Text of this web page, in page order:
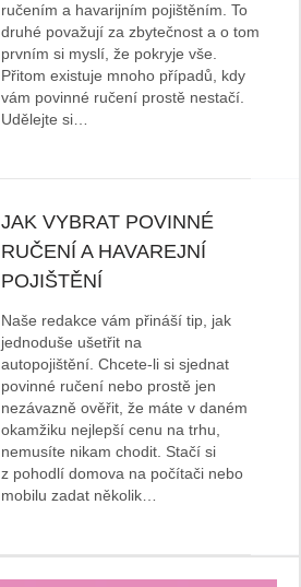
ručením a havarijním pojištěním. To
druhé považují za zbytečnost a o tom
prvním si myslí, že pokryje vše.
Přitom existuje mnoho případů, kdy
vám povinné ručení prostě nestačí.
Udělejte si…
JAK VYBRAT POVINNÉ
RUČENÍ A HAVAREJNÍ
POJIŠTĚNÍ
Naše redakce vám přináší tip, jak
jednoduše ušetřit na
autopojištění. Chcete-li si sjednat
povinné ručení nebo prostě jen
nezávazně ověřit, že máte v daném
okamžiku nejlepší cenu na trhu,
nemusíte nikam chodit. Stačí si
z pohodlí domova na počítači nebo
mobilu zadat několik…